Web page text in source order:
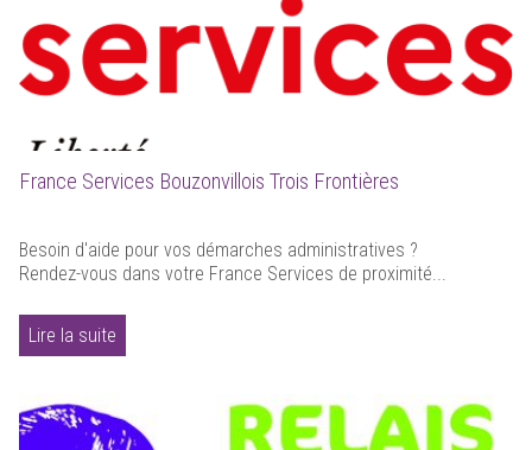
France Services Bouzonvillois Trois Frontières
Besoin d'aide pour vos démarches administratives ?
Rendez-vous dans votre France Services de proximité...
Lire la suite